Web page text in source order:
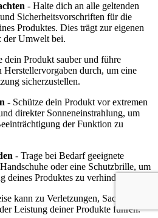
- Halte dich an alle geltenden
Sicherheitsvorschriften für die
Produktes. Dies trägt zur eigenen
der Umwelt bei.
dein Produkt sauber und führe
Herstellervorgaben durch, um eine
sicherzustellen.
- Schütze dein Produkt vor extremen
direkter Sonneneinstrahlung, um
der Funktion zu
- Trage bei Bedarf geeignete
oder eine Schutzbrille, um
deines Produktes zu verhindern.
kann zu Verletzungen, Sachschäden
Leistung deiner Produkte führen.